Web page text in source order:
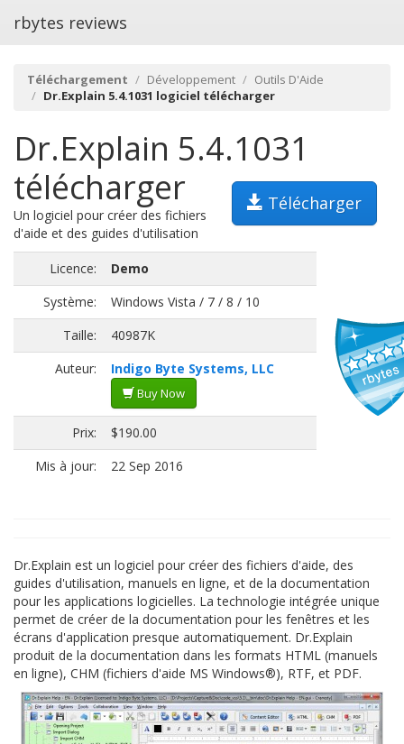
rbytes reviews
Téléchargement Développement
Outils D'Aide
Dr.Explain 5.4.1031 logiciel télécharger
Dr.Explain 5.4.1031
télécharger
Télécharger
Un logiciel pour créer des fichiers
d'aide et des guides d'utilisation
Licence:
Demo
Système:
Windows Vista / 7 / 8 / 10
Taille:
40987K
Auteur:
Indigo Byte Systems, LLC
Buy Now
Prix:
$190.00
Mis à jour:
22 Sep 2016
Dr.Explain est un logiciel pour créer des fichiers d'aide, des
guides d'utilisation, manuels en ligne, et de la documentation
pour les applications logicielles. La technologie intégrée unique
permet de créer de la documentation pour les fenêtres et les
écrans d'application presque automatiquement. Dr.Explain
produit de la documentation dans les formats HTML (manuels
en ligne), CHM (fichiers d'aide MS Windows®), RTF, et PDF.